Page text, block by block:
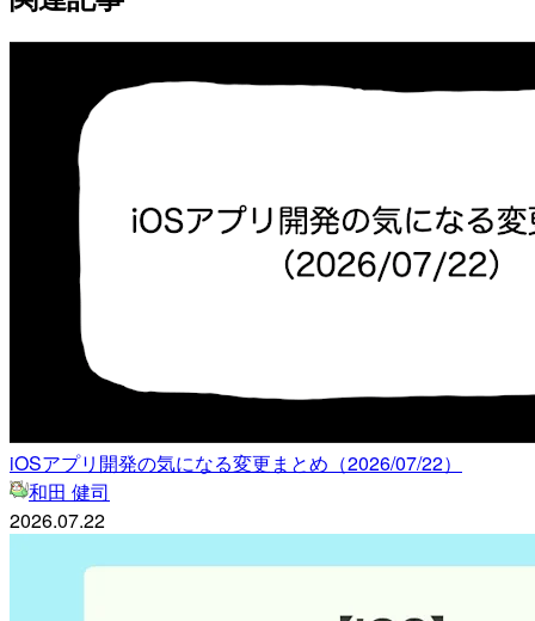
iOSアプリ開発の気になる変更まとめ（2026/07/22）
和田 健司
2026.07.22